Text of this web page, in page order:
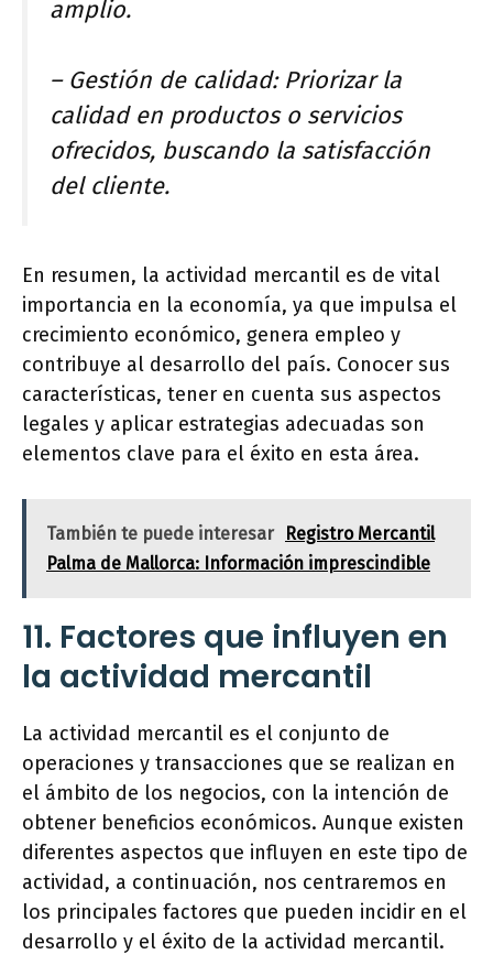
amplio.
– Gestión de calidad: Priorizar la
calidad en productos o servicios
ofrecidos, buscando la satisfacción
del cliente.
En resumen, la actividad mercantil es de vital
importancia en la economía, ya que impulsa el
crecimiento económico, genera empleo y
contribuye al desarrollo del país. Conocer sus
características, tener en cuenta sus aspectos
legales y aplicar estrategias adecuadas son
elementos clave para el éxito en esta área.
También te puede interesar
Registro Mercantil
Palma de Mallorca: Información imprescindible
11. Factores que influyen en
la actividad mercantil
La actividad mercantil es el conjunto de
operaciones y transacciones que se realizan en
el ámbito de los negocios, con la intención de
obtener beneficios económicos. Aunque existen
diferentes aspectos que influyen en este tipo de
actividad, a continuación, nos centraremos en
los principales factores que pueden incidir en el
desarrollo y el éxito de la actividad mercantil.